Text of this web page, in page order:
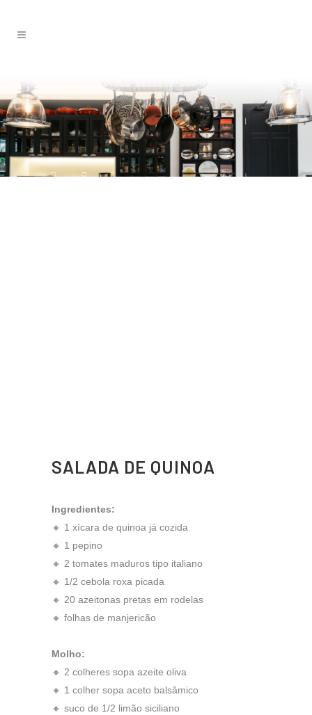
SALADA DE QUINOA
Ingredientes:
🔸 1 xícara de quinoa já cozida
🔸 1 pepino
🔸 2 tomates maduros tipo italiano
🔸 1/2 cebola roxa picada
🔸 20 azeitonas pretas em rodelas
🔸 folhas de manjericão
Molho:
🔸 2 colheres sopa azeite oliva
🔸 1 colher sopa aceto balsâmico
🔸 suco de 1/2 limão siciliano